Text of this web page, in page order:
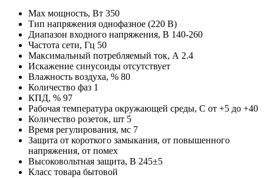
Max мощность, Вт 350
Тип напряжения однофазное (220 В)
Диапазон входного напряжения, В 140-260
Частота сети, Гц 50
Максимальный потребляемый ток, А 2.4
Искажение синусоиды отсутствует
Влажность воздуха, % 80
Количество фаз 1
КПД, % 97
Рабочая температура окружающей среды, C от +5 до +40
Количество розеток, шт 5
Время регулирования, мс 7
Защита от короткого замыкания, от повышенного
напряжения, от помех
Высоковольтная защита, В 245±5
Класс товара бытовой